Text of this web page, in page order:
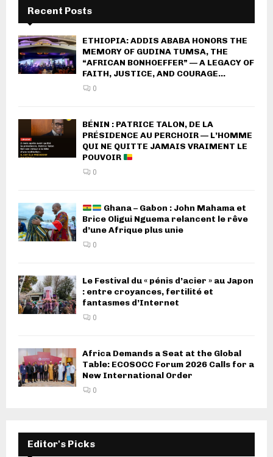
Recent Posts
ETHIOPIA: ADDIS ABABA HONORS THE
MEMORY OF GUDINA TUMSA, THE
“AFRICAN BONHOEFFER” — A LEGACY OF
FAITH, JUSTICE, AND COURAGE...
0
BÉNIN : PATRICE TALON, DE LA
PRÉSIDENCE AU PERCHOIR — L’HOMME
QUI NE QUITTE JAMAIS VRAIMENT LE
POUVOIR
0
Ghana – Gabon : John Mahama et
Brice Oligui Nguema relancent le rêve
d’une Afrique plus unie
0
Le Festival du « pénis d’acier » au Japon
: entre croyances, fertilité et
fantasmes d’Internet
0
Africa Demands a Seat at the Global
Table: ECOSOCC Forum 2026 Calls for a
New International Order
0
Editor's Picks